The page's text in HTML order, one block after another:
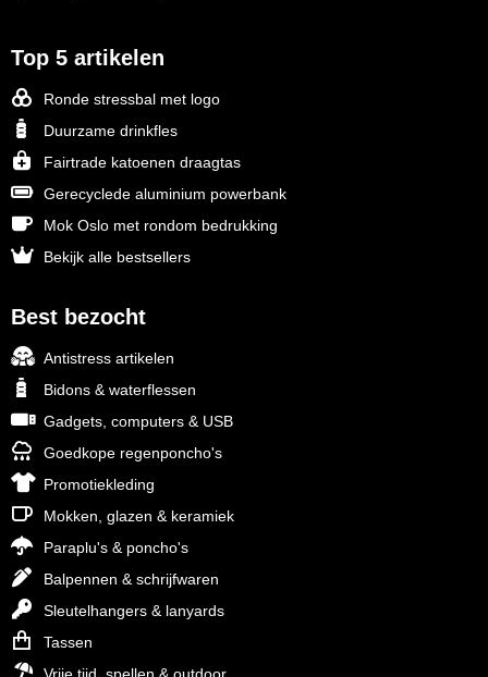
Top 5 artikelen
Ronde stressbal met logo
Duurzame drinkfles
Fairtrade katoenen draagtas
Gerecyclede aluminium powerbank
Mok Oslo met rondom bedrukking
Bekijk alle bestsellers
Best bezocht
Antistress artikelen
Bidons & waterflessen
Gadgets, computers & USB
Goedkope regenponcho's
Promotiekleding
Mokken, glazen & keramiek
Paraplu's & poncho's
Balpennen & schrijfwaren
Sleutelhangers & lanyards
Tassen